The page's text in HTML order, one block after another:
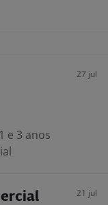
27 jul
e 3 anos
21 jul